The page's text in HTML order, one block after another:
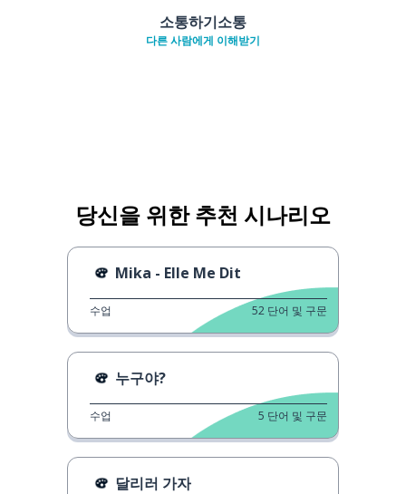
소통하기소통
다른 사람에게 이해받기
당신을 위한 추천 시나리오
Mika - Elle Me Dit
수업 52 단어 및 구문
누구야?
수업 5 단어 및 구문
달리러 가자